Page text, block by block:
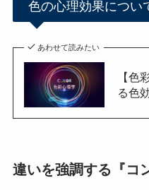
色の心理効果につい
あわせて読みたい
【色
る色
違いを強調する『コ